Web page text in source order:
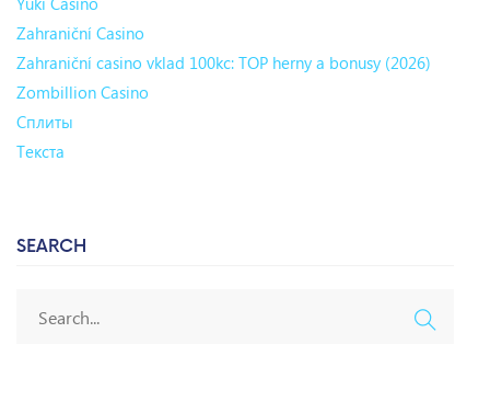
Zahraniční Casino
Zahraniční casino vklad 100kc: TOP herny a bonusy (2026)
Zombillion Casino
Сплиты
Текста
SEARCH